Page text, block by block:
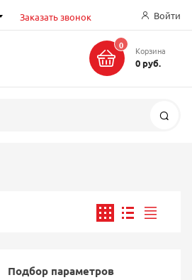
Заказать звонок Войти
0 Корзина
0 руб.
Подбор параметров